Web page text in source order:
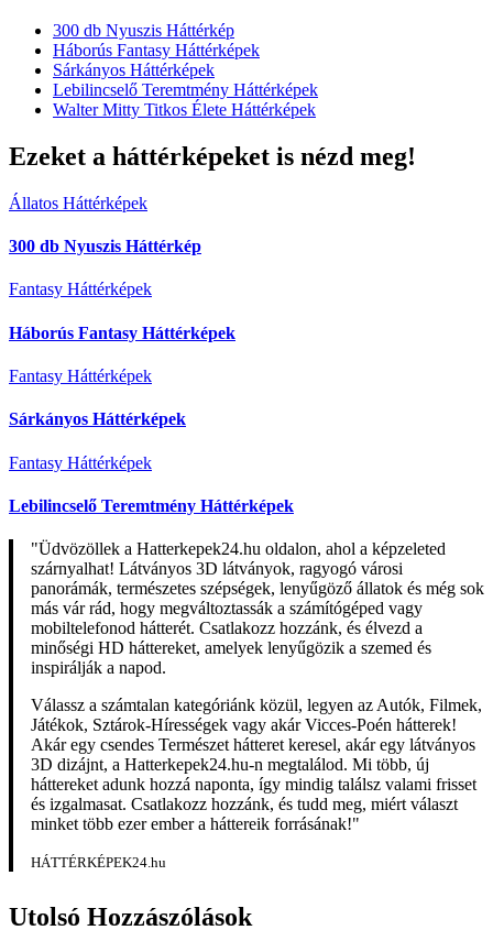
300 db Nyuszis Háttérkép
Háborús Fantasy Háttérképek
Sárkányos Háttérképek
Lebilincselő Teremtmény Háttérképek
Walter Mitty Titkos Élete Háttérképek
Ezeket a háttérképeket is nézd meg!
Állatos Háttérképek
300 db Nyuszis Háttérkép
Fantasy Háttérképek
Háborús Fantasy Háttérképek
Fantasy Háttérképek
Sárkányos Háttérképek
Fantasy Háttérképek
Lebilincselő Teremtmény Háttérképek
"Üdvözöllek a Hatterkepek24.hu oldalon, ahol a képzeleted
szárnyalhat! Látványos 3D látványok, ragyogó városi
panorámák, természetes szépségek, lenyűgöző állatok és még sok
más vár rád, hogy megváltoztassák a számítógéped vagy
mobiltelefonod hátterét. Csatlakozz hozzánk, és élvezd a
minőségi HD háttereket, amelyek lenyűgözik a szemed és
inspirálják a napod.
Válassz a számtalan kategóriánk közül, legyen az Autók, Filmek,
Játékok, Sztárok-Hírességek vagy akár Vicces-Poén hátterek!
Akár egy csendes Természet hátteret keresel, akár egy látványos
3D dizájnt, a Hatterkepek24.hu-n megtalálod. Mi több, új
háttereket adunk hozzá naponta, így mindig találsz valami frisset
és izgalmasat. Csatlakozz hozzánk, és tudd meg, miért választ
minket több ezer ember a háttereik forrásának!"
HÁTTÉRKÉPEK24.hu
Utolsó Hozzászólások